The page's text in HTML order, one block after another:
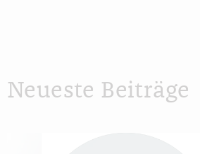
Neueste Beiträge